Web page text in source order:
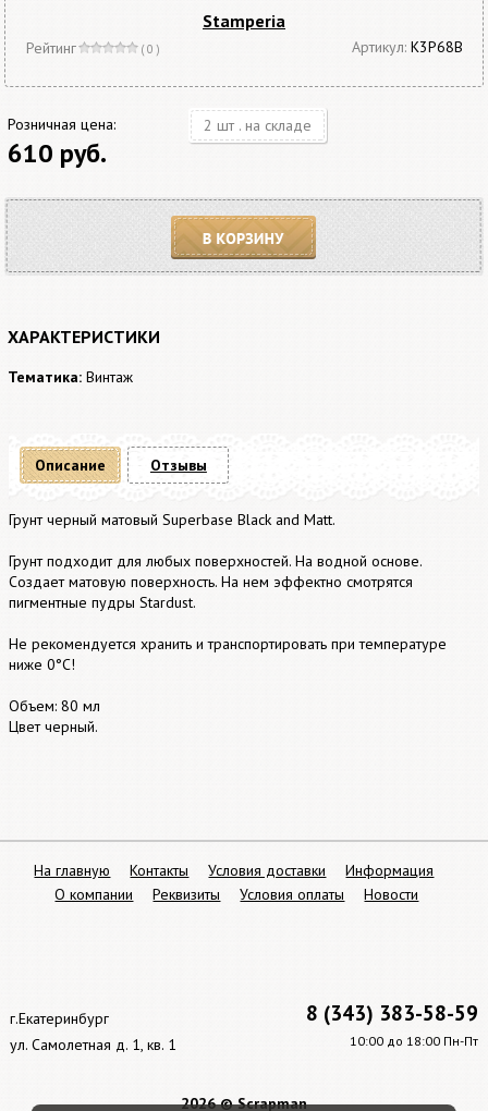
Stamperia
Рейтинг ( 0 ) Артикул: K3P68B
Розничная цена:
610 руб.
2 шт . на складе
В корзину
ХАРАКТЕРИСТИКИ
Тематика: Винтаж
Описание
Грунт черный матовый Superbase Black and Matt.
Грунт подходит для любых поверхностей. На водной основе.
Создает матовую поверхность. На нем эффектно смотрятся
пигментные пудры Stardust.
Не рекомендуется хранить и транспортировать при температуре
ниже 0°С!
Объем: 80 мл
Цвет черный.
Отзывы
8 (343) 383-58-59
10:00 до 18:00 Пн-Пт
г.Екатеринбург
ул. Самолетная д. 1, кв. 1
2026 © Scrapman
На главную Контакты Условия доставки
Информация
О компании
Реквизиты Условия оплаты Новости